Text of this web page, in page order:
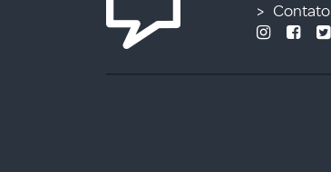
Contato